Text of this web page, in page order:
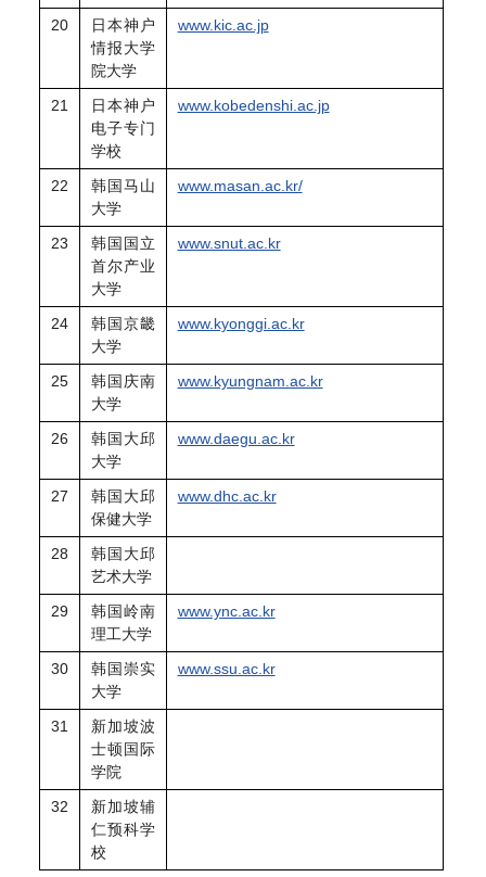
20
日本神户
情报大学
院大学
www.kic.ac.jp
21
日本神户
电子专门
学校
www.kobedenshi.ac.jp
22
韩国马山
大学
www.masan.ac.kr/
23
韩国国立
首尔产业
大学
www.snut.ac.kr
24
韩国京畿
大学
www.kyonggi.ac.kr
25
韩国庆南
大学
www.kyungnam.ac.kr
26
韩国大邱
大学
www.daegu.ac.kr
27
韩国大邱
保健大学
www.dhc.ac.kr
28
韩国大邱
艺术大学
29
韩国岭南
理工大学
www.ync.ac.kr
30
韩国崇实
大学
www.ssu.ac.kr
31
新加坡波
士顿国际
学院
32
新加坡辅
仁预科学
校